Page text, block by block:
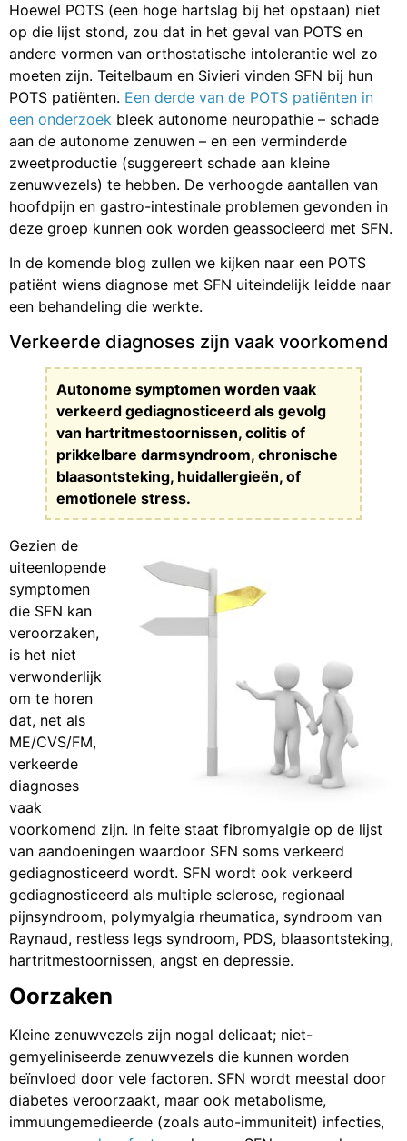
Hoewel POTS (een hoge hartslag bij het opstaan) niet
op die lijst stond, zou dat in het geval van POTS en
andere vormen van orthostatische intolerantie wel zo
moeten zijn. Teitelbaum en Sivieri vinden SFN bij hun
POTS patiënten. Een derde van de POTS patiënten in
een onderzoek bleek autonome neuropathie – schade
aan de autonome zenuwen – en een verminderde
zweetproductie (suggereert schade aan kleine
zenuwvezels) te hebben. De verhoogde aantallen van
hoofdpijn en gastro-intestinale problemen gevonden in
deze groep kunnen ook worden geassocieerd met SFN.
In de komende blog zullen we kijken naar een POTS
patiënt wiens diagnose met SFN uiteindelijk leidde naar
een behandeling die werkte.
Verkeerde diagnoses zijn vaak voorkomend
Autonome symptomen worden vaak
verkeerd gediagnosticeerd als gevolg
van hartritmestoornissen, colitis of
prikkelbare darmsyndroom, chronische
blaasontsteking, huidallergieën, of
emotionele stress.
Gezien de
uiteenlopende
symptomen
die SFN kan
veroorzaken,
is het niet
verwonderlijk
om te horen
dat, net als
ME/CVS/FM,
verkeerde
diagnoses
vaak
voorkomend zijn. In feite staat fibromyalgie op de lijst
van aandoeningen waardoor SFN soms verkeerd
gediagnosticeerd wordt. SFN wordt ook verkeerd
gediagnosticeerd als multiple sclerose, regionaal
pijnsyndroom, polymyalgia rheumatica, syndroom van
Raynaud, restless legs syndroom, PDS, blaasontsteking,
hartritmestoornissen, angst en depressie.
Oorzaken
Kleine zenuwvezels zijn nogal delicaat; niet-
gemyeliniseerde zenuwvezels die kunnen worden
beïnvloed door vele factoren. SFN wordt meestal door
diabetes veroorzaakt, maar ook metabolisme,
immuungemedieerde (zoals auto-immuniteit) infecties,